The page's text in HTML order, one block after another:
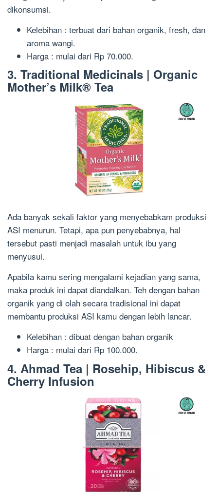
dikonsumsi.
Kelebihan : terbuat dari bahan organik, fresh, dan
aroma wangi.
Harga : mulai dari Rp 70.000.
3. Traditional Medicinals | Organic
Mother’s Milk® Tea
Ada banyak sekali faktor yang menyebabkam produksi
ASI menurun. Tetapi, apa pun penyebabnya, hal
tersebut pasti menjadi masalah untuk ibu yang
menyusui.
Apabila kamu sering mengalami kejadian yang sama,
maka produk ini dapat diandalkan. Teh dengan bahan
organik yang di olah secara tradisional ini dapat
membantu produksi ASI kamu dengan lebih lancar.
Kelebihan : dibuat dengan bahan organik
Harga : mulai dari Rp 100.000.
4. Ahmad Tea | Rosehip, Hibiscus &
Cherry Infusion